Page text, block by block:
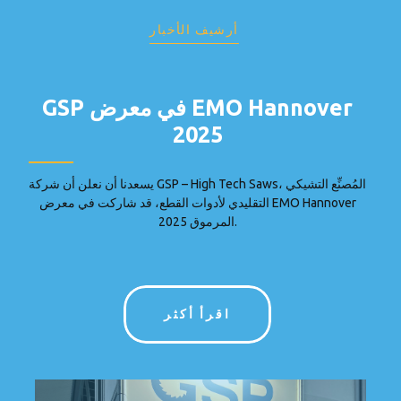
أرشيف الأخبار
GSP في معرض EMO Hannover
2025
يسعدنا أن نعلن أن شركة GSP – High Tech Saws، المُصنِّع التشيكي
التقليدي لأدوات القطع، قد شاركت في معرض EMO Hannover
2025 المرموق.
اقرأ أكثر